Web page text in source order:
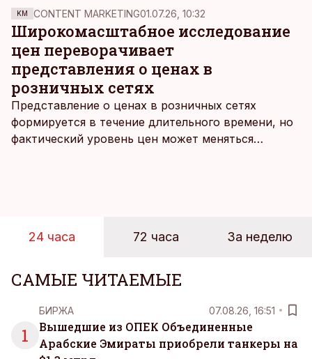
«Деловых ведомостей» Дмитрий Фефилов
заметил, что в Эстонии много кто интересуется
инвестициями в лес. Да и сам он не прочь
попробовать себя в этом виде вложений. С чего
начать, на что обращать внимание, какие риски
подстерегают инвестора? За ответами на эти
вопросы Дмитрий Фефилов отправился к
профессионалам.
KM CONTENT MARKETING01.07.26, 10:32
Широкомасштабное исследование
цен переворачивает
представления о ценах в
розничных сетях
Представление о ценах в розничных сетях
формируется в течение длительного времени, но
фактический уровень цен может меняться
24 часа 72 часа За неделю
САМЫЕ ЧИТАЕМЫЕ
1
БИРЖА 07.08.26, 16:51
Вышедшие из ОПЕК Объединенные
Арабские Эмираты приобрели танкеры на